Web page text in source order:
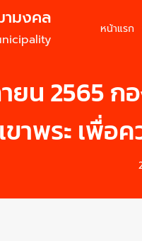
ามงคล หน้าแรก
ยน 2565 ก
ขาพระ เพื่อ